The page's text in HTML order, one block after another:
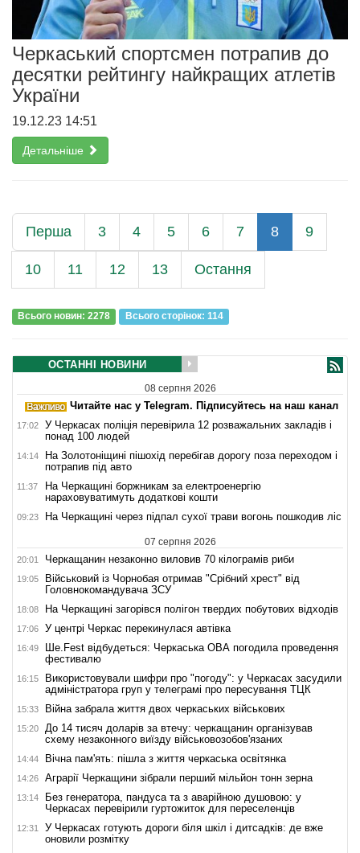
Черкаський спортсмен потрапив до
десятки рейтингу найкращих атлетів
України
19.12.23 14:51
Детальніше
Перша 3 4 5 6 7 8 9
10 11 12 13 Остання
Всього новин: 2278 Всього сторiнок: 114
ОСТАННІ НОВИНИ
08 серпня 2026
Читайте нас у Telegram. Підписуйтесь на наш канал
17:02
У Черкасах поліція перевірила 12 розважальних закладів і
понад 100 людей
14:14
На Золотоніщині пішохід перебігав дорогу поза переходом і
потрапив під авто
11:37
На Черкащині боржникам за електроенергію
нараховуватимуть додаткові кошти
09:23 На Черкащині через підпал сухої трави вогонь пошкодив ліс
07 серпня 2026
20:01 Черкащанин незаконно виловив 70 кілограмів риби
19:05
Військовий із Чорнобая отримав "Срібний хрест" від
Головнокомандувача ЗСУ
18:08 На Черкащині загорівся полігон твердих побутових відходів
17:06 У центрі Черкас перекинулася автівка
16:49
Ше.Fest відбудеться: Черкаська ОВА погодила проведення
фестивалю
16:15
Використовували шифри про "погоду": у Черкасах засудили
адміністратора груп у телеграмі про пересування ТЦК
15:33 Війна забрала життя двох черкаських військових
15:20
До 14 тисяч доларів за втечу: черкащанин організував
схему незаконного виїзду військовозобов'язаних
14:44 Вічна пам'ять: пішла з життя черкаська освітянка
14:26 Аграрії Черкащини зібрали перший мільйон тонн зерна
13:14
Без генератора, пандуса та з аварійною душовою: у
Черкасах перевірили гуртожиток для переселенців
12:31
У Черкасах готують дороги біля шкіл і дитсадків: де вже
оновили розмітку